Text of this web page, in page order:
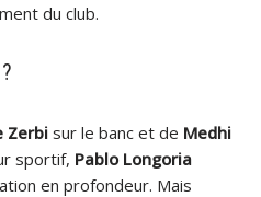
du club.
Zerbi sur le banc et de Medhi
sportif, Pablo Longoria
en profondeur. Mais